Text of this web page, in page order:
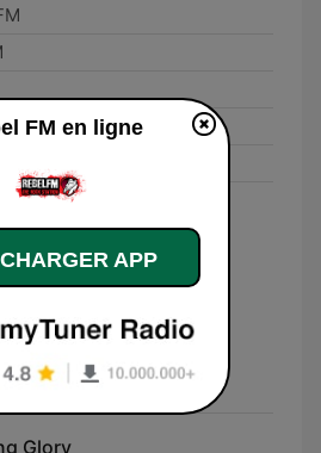
30 derniers jours
Death Punch
Glory
FM en ligne
APP